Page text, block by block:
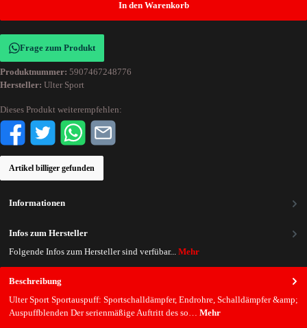
In den Warenkorb
Frage zum Produkt
Produktnummer: 5907467248776
Hersteller: Ulter Sport
Dieses Produkt weiterempfehlen:
Artikel billiger gefunden
Beschreibung
Ulter Sport Sportauspuff: Sportschalldämpfer, Endrohre, Schalldämpfer &amp;
Auspuffblenden Der serienmäßige Auftritt des so… Mehr
Informationen
Infos zum Hersteller
Folgende Infos zum Hersteller sind verfübar... Mehr